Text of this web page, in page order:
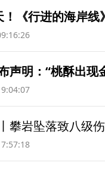
《行进的海岸线
声明：“桃酥出现
攀岩坠落致八级